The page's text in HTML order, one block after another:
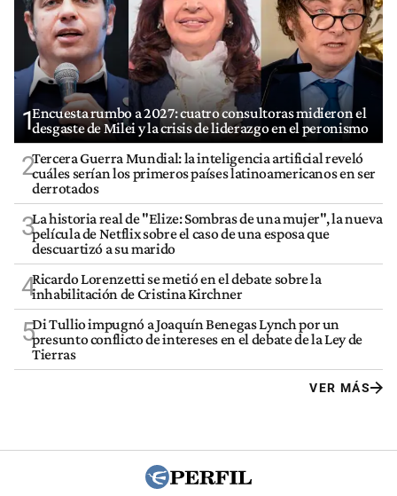
1Encuesta rumbo a 2027: cuatro consultoras midieron el
desgaste de Milei y la crisis de liderazgo en el peronismo
2Tercera Guerra Mundial: la inteligencia artificial reveló
cuáles serían los primeros países latinoamericanos en ser
derrotados
3La historia real de "Elize: Sombras de una mujer", la nueva
película de Netflix sobre el caso de una esposa que
descuartizó a su marido
4Ricardo Lorenzetti se metió en el debate sobre la
inhabilitación de Cristina Kirchner
5Di Tullio impugnó a Joaquín Benegas Lynch por un
presunto conflicto de intereses en el debate de la Ley de
Tierras
VER MÁS